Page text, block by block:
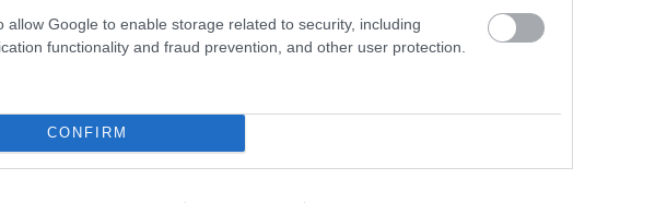
allow Google to enable storage related to security, including
functionality and fraud prevention, and other user protection.
CONFIRM
FODMAP est dérivé des noms anglais de